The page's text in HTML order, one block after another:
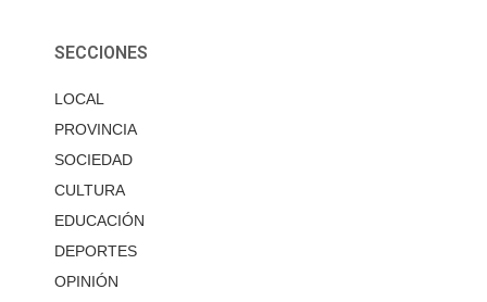
SECCIONES
LOCAL
PROVINCIA
SOCIEDAD
CULTURA
EDUCACIÓN
DEPORTES
OPINIÓN